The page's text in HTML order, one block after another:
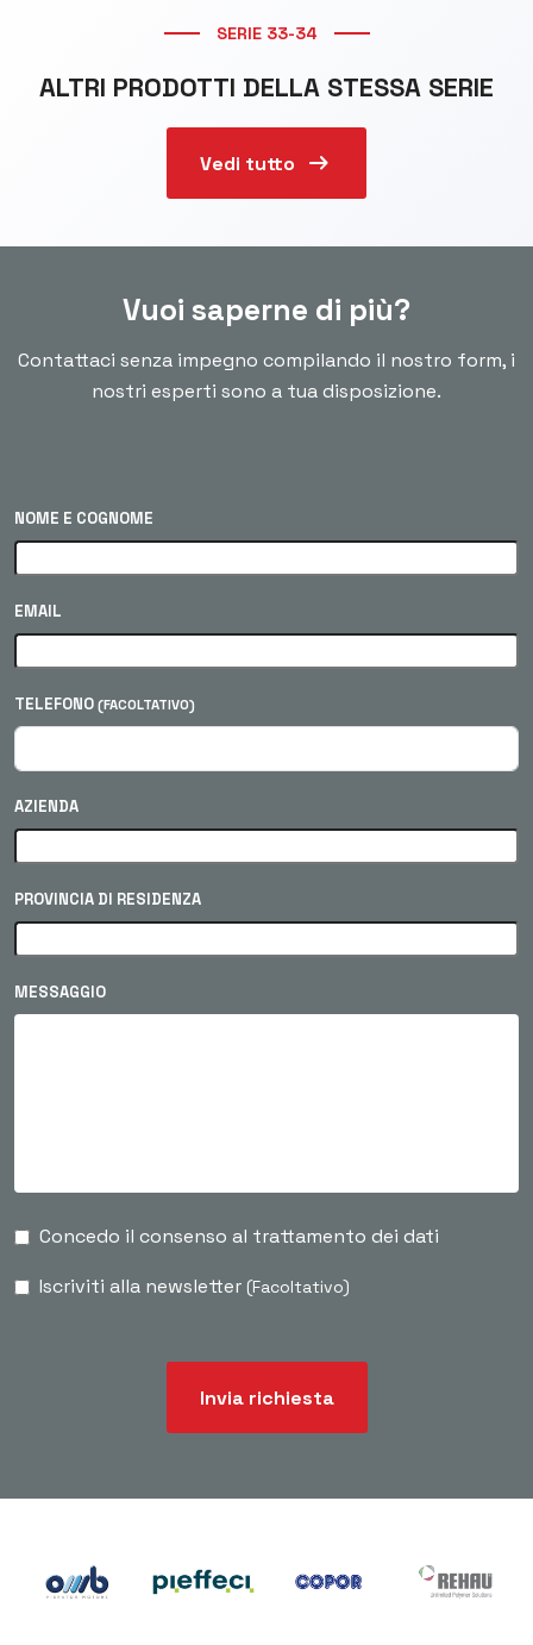
SERIE 33-34
ALTRI PRODOTTI DELLA STESSA SERIE
Vedi tutto arrow_right_alt
Vuoi saperne di più?
Contattaci senza impegno compilando il nostro form, i
nostri esperti sono a tua disposizione.
NOME E COGNOME
EMAIL
TELEFONO (FACOLTATIVO)
AZIENDA
PROVINCIA DI RESIDENZA
MESSAGGIO
Concedo il consenso al trattamento dei dati
Iscriviti alla newsletter (Facoltativo)
Invia richiesta